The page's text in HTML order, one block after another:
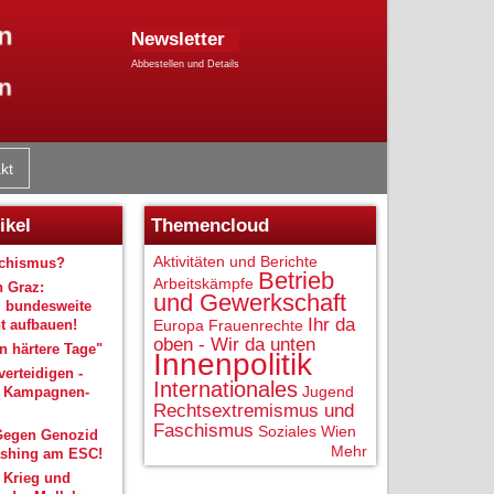
Newsletter
Abbestellen und Details
Graz:
bundesweite
aufbauen!
härtere Tage"
-
Genozid
am ESC!
Krieg und
Themencloud
Aktivitäten und Berichte
Arbeitskämpfe Betrieb
und Gewerkschaft
Europa Frauenrechte Ihr da
oben - Wir da unten
Innenpolitik
Internationales Jugend
Rechtsextremismus und
Faschismus Soziales Wien
Mehr